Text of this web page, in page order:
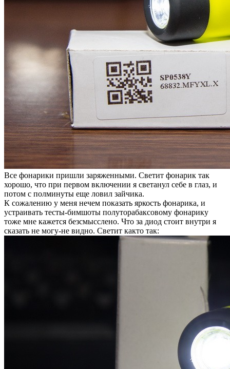
Все фонарики пришли заряженными. Светит фонарик так
хорошо, что при первом включении я светанул себе в глаз, и
потом с полминуты еще ловил зайчика.
К сожалению у меня нечем показать яркость фонарика, и
устраивать тесты-бимшоты полуторабаксовому фонарику
тоже мне кажется безсмысслено. Что за диод стоит внутри я
сказать не могу-не видно. Светит както так: